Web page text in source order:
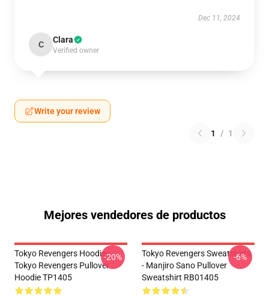
Dec 11, 2024
C Clara
Verified owner
Write your review
1 / 1
Mejores vendedores de productos
Tokyo Revengers Hoodies -
Tokyo Revengers Pullover
Hoodie TP1405
-20%
Tokyo Revengers Sweatshirts
- Manjiro Sano Pullover
Sweatshirt RB01405
-6%